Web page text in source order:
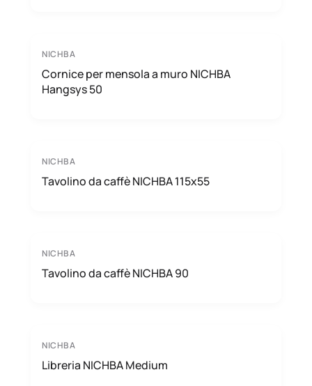
NICHBA
Cornice per mensola a muro NICHBA
Hangsys 50
NICHBA
Tavolino da caffè NICHBA 115x55
NICHBA
Tavolino da caffè NICHBA 90
NICHBA
Libreria NICHBA Medium